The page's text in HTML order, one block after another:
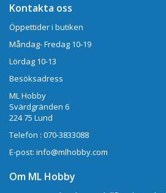
Kontakta oss
Öppettider i butiken
Måndag- Fredag 10-19
Lördag 10-13
Besöksadress
ML Hobby
Svärdgränden 6
224 75 Lund
Telefon : 070-3833088
E-post: info@mlhobby.com
Om ML Hobby